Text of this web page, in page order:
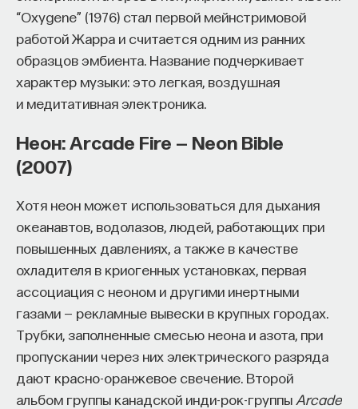
“Oxygene” (1976) стал первой мейнстримовой
работой Жарра и считается одним из ранних
образцов эмбиента. Название подчеркивает
характер музыки: это легкая, воздушная
и медитативная электроника.
Неон: Arcade Fire — Neon Bible
(2007)
Хотя неон может использоваться для дыхания
океанавтов, водолазов, людей, работающих при
повышенных давлениях, а также в качестве
охладителя в криогенных установках, первая
ассоциация с неоном и другими инертными
газами — рекламные вывески в крупных городах.
Трубки, заполненные смесью неона и азота, при
пропускании через них электрического разряда
дают красно-оранжевое свечение. Второй
альбом группы канадской инди-рок-группы Arcade